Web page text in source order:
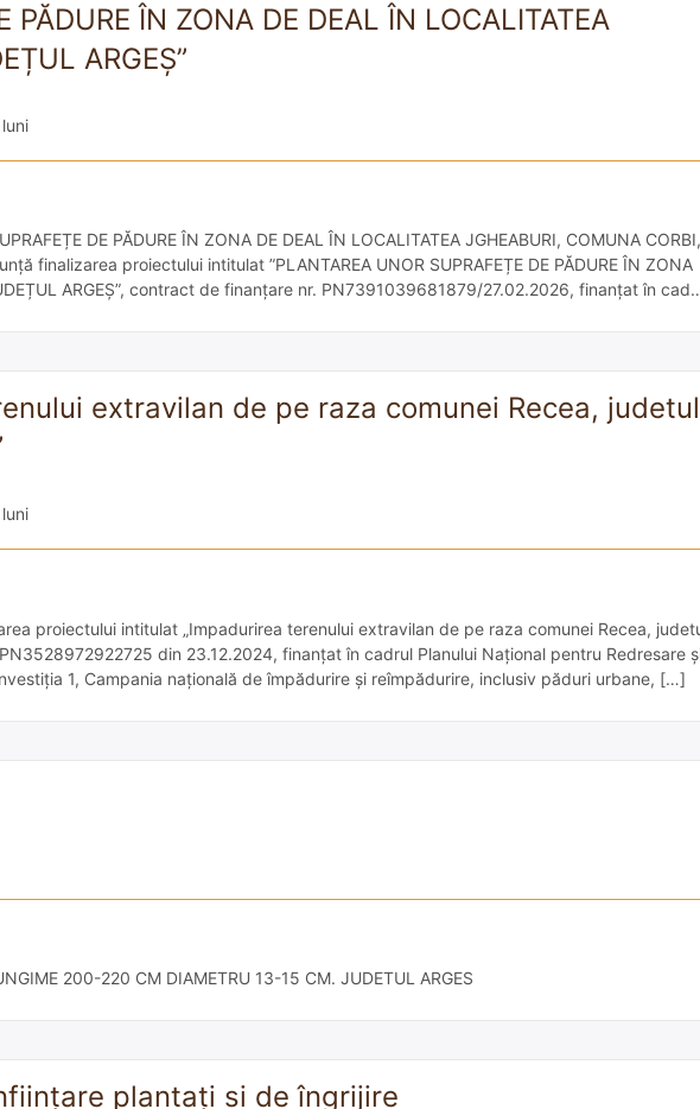
PĂDURE ÎN ZONA DE DEAL ÎN LOCALITATEA
ARGEȘ”
DE PĂDURE ÎN ZONA DE DEAL ÎN LOCALITATEA JGHEABURI, COMUNA CORBI,
finalizarea proiectului intitulat ”PLANTAREA UNOR SUPRAFEȚE DE PĂDURE ÎN ZONA
ARGEȘ”, contract de finanțare nr. PN7391039681879/27.02.2026, finanțat în
extravilan de pe raza comunei Recea, judetul
proiectului intitulat „Impadurirea terenului extravilan de pe raza comunei Recea,
din 23.12.2024, finanțat în cadrul Planului Național pentru Redresare
1, Campania națională de împădurire și reîmpădurire, inclusiv păduri urbane, […]
200-220 CM DIAMETRU 13-15 CM. JUDETUL ARGES
plantați si de îngrijire